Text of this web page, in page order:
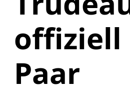
offiziell
Paar